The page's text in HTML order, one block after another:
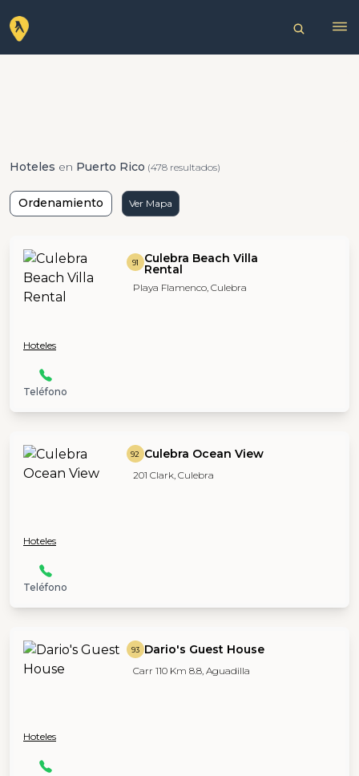
Hoteles en Puerto Rico (478 resultados)
Ordenamiento Ver Mapa
91 Culebra Beach Villa
Rental
Playa Flamenco, Culebra
Hoteles
Teléfono
92 Culebra Ocean View
201 Clark, Culebra
Hoteles
Teléfono
93 Dario's Guest House
Carr 110 Km 8.8, Aguadilla
Hoteles